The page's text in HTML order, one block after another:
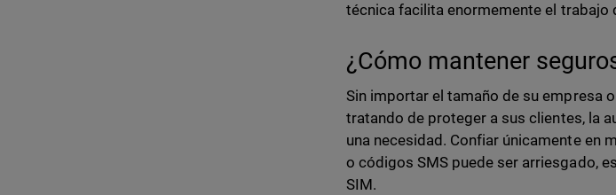
técnica facilita enormemente el trabajo
¿Cómo mantener
Sin importar el tamaño de su empresa
tratando de proteger a sus clientes, la
una necesidad. Confiar únicamente en
o códigos SMS puede ser arriesgado,
SIM.